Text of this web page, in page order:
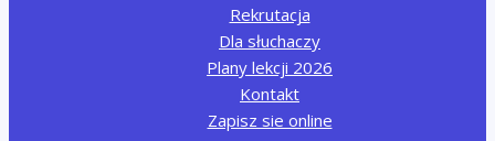
Rekrutacja
Dla słuchaczy
Plany lekcji 2026
Kontakt
Zapisz sie online